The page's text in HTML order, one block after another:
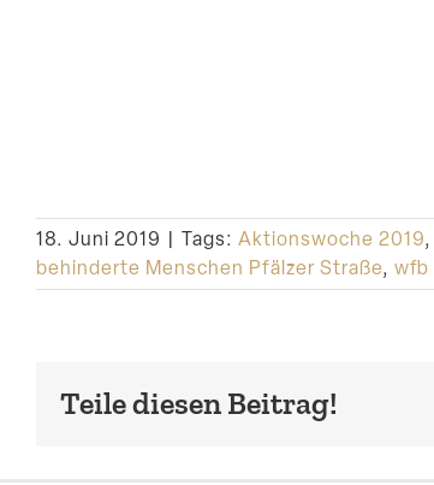
18. Juni 2019 | Tags: Aktionswoche 2019,
behinderte Menschen Pfälzer Straße, wfb
Teile diesen Beitrag!